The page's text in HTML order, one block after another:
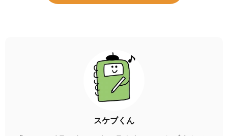
スケブくん